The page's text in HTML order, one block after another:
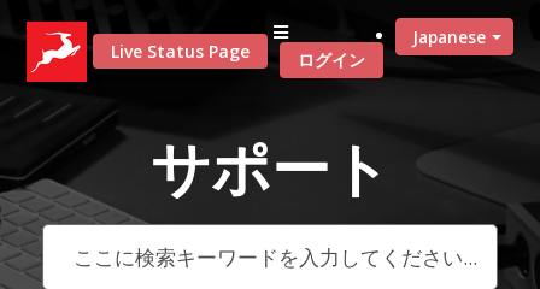
Live Status Page
Japanese
ログイン
サポート